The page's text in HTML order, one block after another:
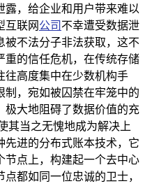
露，给企业和用户带来难以
互联网 公司 不幸遭受数据泄
被不法分子非法获取，这不
重的信任危机，在传统存储
往高度集中在少数机构手
制，宛如被囚禁在牢笼中的
极大地阻碍了数据价值的充
其当之无愧地成为解决上
先进的分布式账本技术，它
节点上，构建起一个去中心
都如同一位忠诚的卫士，